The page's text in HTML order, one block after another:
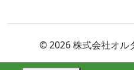
© 2026 株式会社オ